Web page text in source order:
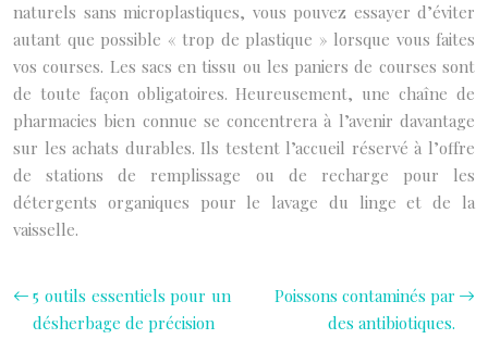
naturels sans microplastiques, vous pouvez essayer d’éviter
autant que possible « trop de plastique » lorsque vous faites
vos courses. Les sacs en tissu ou les paniers de courses sont
de toute façon obligatoires. Heureusement, une chaîne de
pharmacies bien connue se concentrera à l’avenir davantage
sur les achats durables. Ils testent l’accueil réservé à l’offre
de stations de remplissage ou de recharge pour les
détergents organiques pour le lavage du linge et de la
vaisselle.
5 outils essentiels pour un
désherbage de précision
Poissons contaminés par
des antibiotiques.